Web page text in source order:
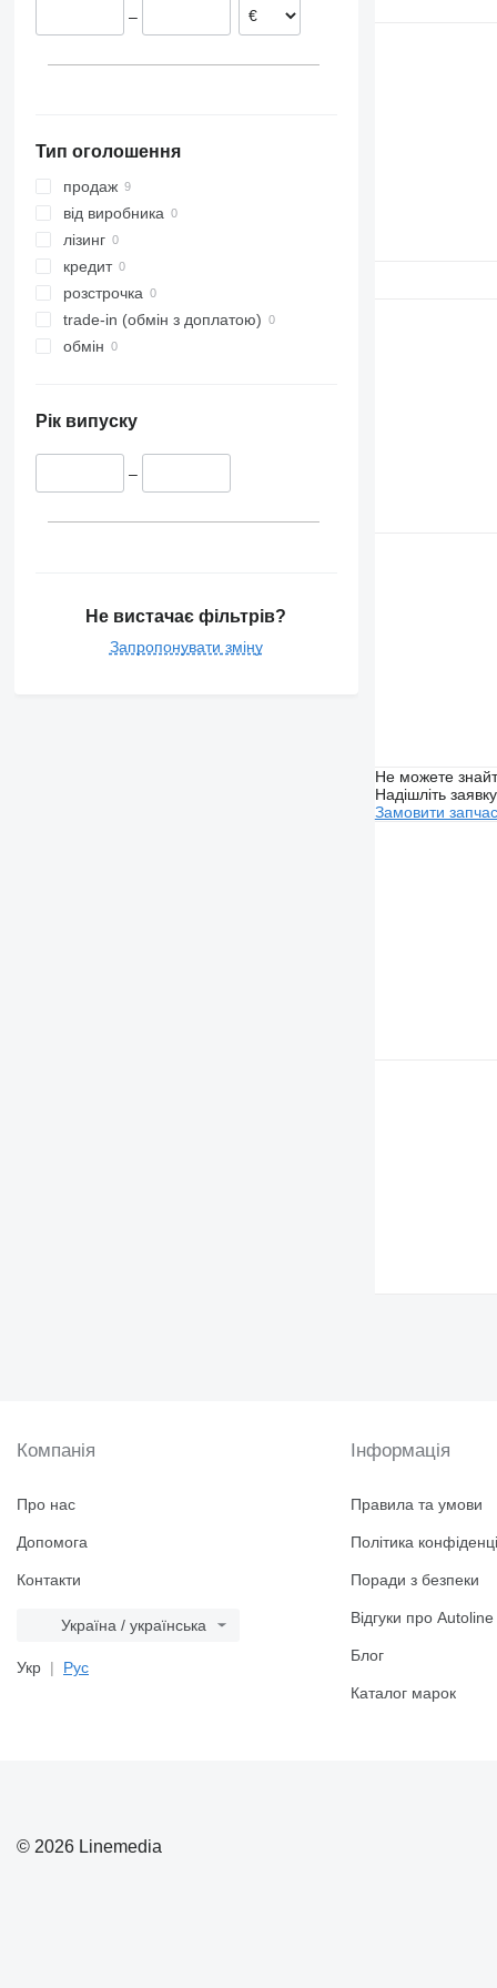
FM 450
–
Тип оголошення
продаж
від виробника
лізинг
кредит
розстрочка
trade-in (обмін з доплатою)
обмін
Рік випуску
–
Не вистачає фільтрів?
Запропонувати зміну
Не можете
Надішліть
Замовити
Компанія
Про нас
Допомога
Контакти
Україна / українська
Укр Рус
Інформація
Правила та умови
Політика
Поради з безпеки
Відгуки про Autoline
Блог
Каталог марок
© 2026 Linemedia